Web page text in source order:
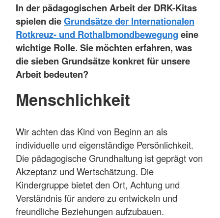
In der pädagogischen Arbeit der DRK-Kitas
spielen dieGrundsätze der Internationalen
Rotkreuz- und Rothalbmondbewegung eine
wichtige Rolle. Sie möchten erfahren, was
die sieben Grundsätze konkret für unsere
Arbeit bedeuten?
Menschlichkeit
Wir achten das Kind von Beginn an als
individuelle und eigenständige Persönlichkeit.
Die pädagogische Grundhaltung ist geprägt von
Akzeptanz und Wertschätzung. Die
Kindergruppe bietet den Ort, Achtung und
Verständnis für andere zu entwickeln und
freundliche Beziehungen aufzubauen.